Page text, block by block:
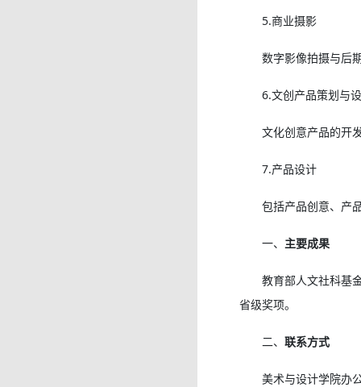
5.商业摄影
数字影像拍摄与后
6.文创产品策划与
文化创意产品的开
7.产品设计
包括产品创意、产
一、 主要成果
教育部人文社科基
省级奖项。
二、联系方式
美术与设计学院办